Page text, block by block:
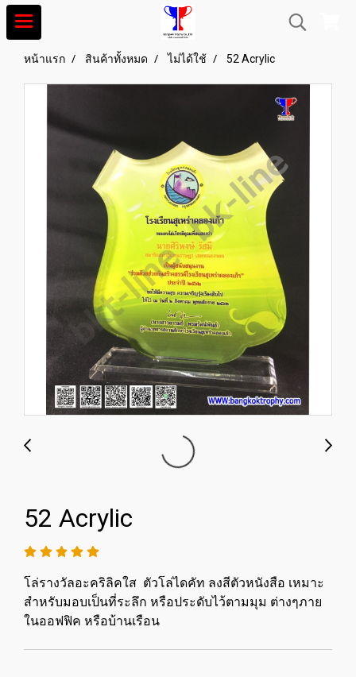
หน้าแรก สินค้าทั้งหมด ไม่ได้ใช้ 52 Acrylic
52 Acrylic
โล่รางวัลอะคริลิคใส ตัวโล่​ไดคัท ลงสีตัวหนังสือ เหมาะ
สำหรับมอบเป็นที่ระลึก หรือประดับไว้ตามมุม ต่างๆภาย
ในออฟฟิค หรือบ้านเรือน